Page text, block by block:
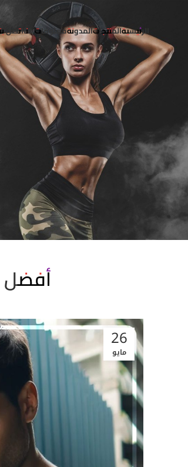
الرئيسيةالمنتجاتالمدونةمعلومات عنااتصل
أفضل
26
مايو